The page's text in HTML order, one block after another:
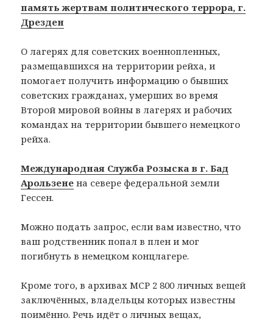
память жертвам политического террора, г.
Дрезден
О лагерях для советских военнопленных,
размещавшихся на территории рейха, и
помогает получить информацию о бывших
советских гражданах, умерших во время
Второй мировой войны в лагерях и рабочих
командах на территории бывшего немецкого
рейха.
Международная Служба Розыска в г. Бад
Арользене на севере федеральной земли
Гессен.
Можно подать запрос, если вам известно, что
ваш родственник попал в плен и мог
погибнуть в немецком концлагере.
Кроме того, в архивах МСР 2 800 личных вещей
заключённых, владельцы которых известны
поимённо. Речь идёт о личных вещах,